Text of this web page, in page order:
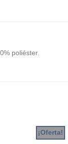
poliéster.
¡Oferta!